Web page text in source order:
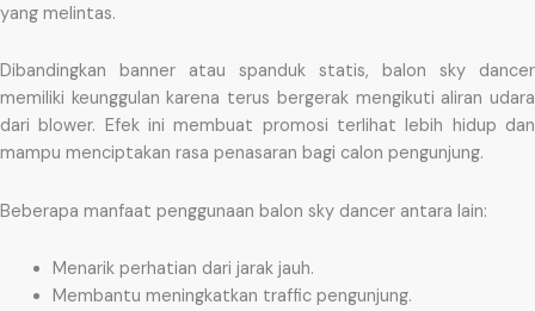
yang melintas.
Dibandingkan banner atau spanduk statis, balon sky dancer
memiliki keunggulan karena terus bergerak mengikuti aliran udara
dari blower. Efek ini membuat promosi terlihat lebih hidup dan
mampu menciptakan rasa penasaran bagi calon pengunjung.
Beberapa manfaat penggunaan balon sky dancer antara lain:
Menarik perhatian dari jarak jauh.
Membantu meningkatkan traffic pengunjung.